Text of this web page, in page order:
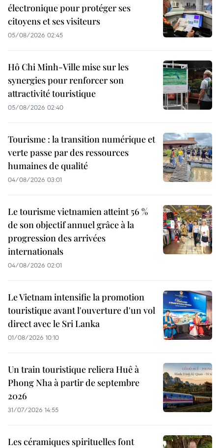
électronique pour protéger ses
citoyens et ses visiteurs
05/08/2026 02:45
Hô Chi Minh-Ville mise sur les
synergies pour renforcer son
attractivité touristique
05/08/2026 02:40
Tourisme : la transition numérique et
verte passe par des ressources
humaines de qualité
04/08/2026 03:01
Le tourisme vietnamien atteint 56 %
de son objectif annuel grâce à la
progression des arrivées
internationals
04/08/2026 02:01
Le Vietnam intensifie la promotion
touristique avant l'ouverture d'un vol
direct avec le Sri Lanka
01/08/2026 10:10
Un train touristique reliera Huê à
Phong Nha à partir de septembre
2026
31/07/2026 14:55
Les céramiques spirituelles font